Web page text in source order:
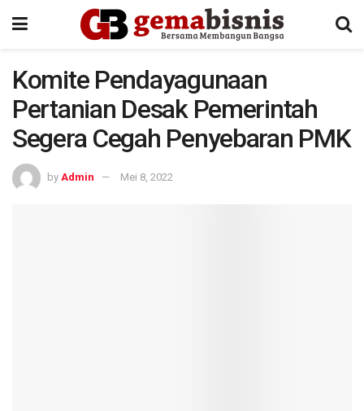
Komite Pendayagunaan
Pertanian Desak Pemerintah
Segera Cegah Penyebaran PMK
by Admin Mei 8, 2022